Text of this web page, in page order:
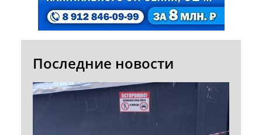
Последние новости